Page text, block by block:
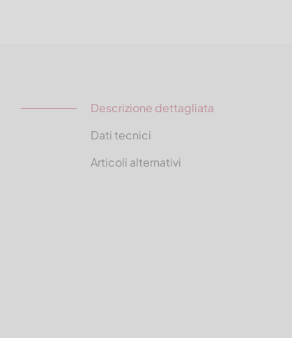
Descrizione dettagliata
Dati tecnici
Articoli alternativi